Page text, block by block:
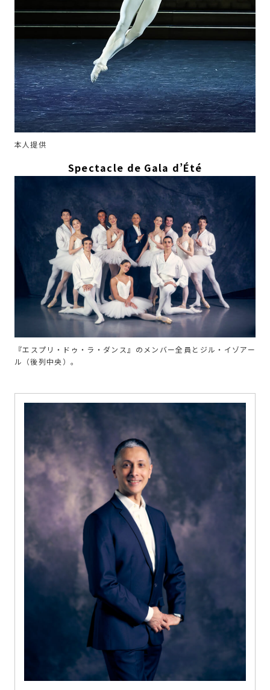
本人提供
Spectacle de Gala d’Été
『エスプリ・ドゥ・ラ・ダンス』のメンバー全員とジル・イゾアー
ル（後列中央）。